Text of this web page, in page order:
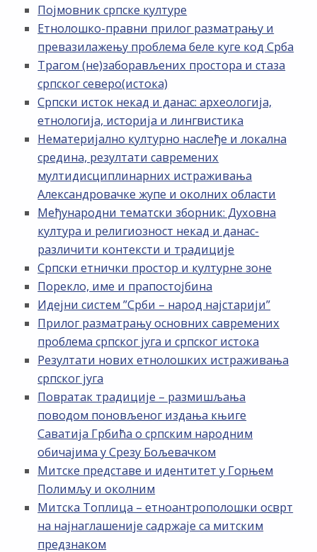
Појмовник српске културе
Етнолошко-правни прилог разматрању и
превазилажењу проблема беле куге код Срба
Трагом (не)заборављених простора и стаза
српског северо(истока)
Српски исток некад и данас: археологија,
етнологија, историја и лингвистика
Нематеријално културно наслеђе и локална
средина, резултати савремених
мултидисциплинарних истраживања
Александровачке жупе и околних области
Међународни тематски зборник: Духовна
култура и религиозност некад и данас-
различити контексти и традиције
Српски етнички простор и културне зоне
Порекло, име и прапостојбина
Идејни систем ”Срби – народ најстарији”
Прилог разматрању основних савремених
проблема српског југа и српског истока
Резултати нових етнолошких истраживања
српског југа
Повратак традиције – размишљања
поводом поновљеног издања књиге
Саватија Грбића о српским народним
обичајима у Срезу Бољевачком
Митске представе и идентитет у Горњем
Полимљу и околним
Митска Топлица – етноантрополошки осврт
на најнаглашеније садржаје са митским
предзнаком